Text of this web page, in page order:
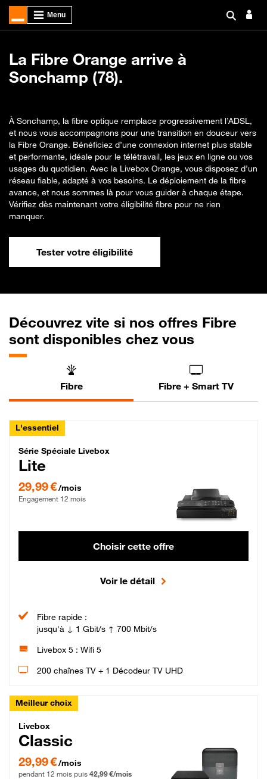
La Fibre Orange arrive à
Sonchamp (78).
À Sonchamp, la fibre optique remplace progressivement l’ADSL,
et nous vous accompagnons pour une transition en douceur vers
la Fibre Orange. Bénéficiez d’une connexion internet plus stable
et performante, idéale pour le télétravail, les jeux en ligne ou vos
usages du quotidien. Avec la Livebox Orange, vous disposez d’un
réseau fiable, adapté à vos besoins. Le déploiement de la fibre
avance, et nous sommes là pour vous guider à chaque étape.
Vérifiez dès maintenant votre éligibilité fibre pour ne rien
manquer.
Tester votre éligibilité
Découvrez vite si nos offres Fibre
sont disponibles chez vous
Fibre Fibre + Smart TV
L'essentiel
Série Spéciale Livebox Lite Fibre
Série Spéciale Livebox
Lite
29,99 €/mois
Engagement 12 mois
Choisir cette offre
Voir le détail
Fibre rapide :
jusqu'à ↓ 1 Gbit/s ↑ 700 Mbit/s
Livebox 5 : Wifi 5
200 chaînes TV + 1 Décodeur TV UHD
Meilleur choix
Livebox Classic Fibre
Livebox
Classic
29,99 € par mois pendant 12 mois puis 42,99 € par mois, Engagement 12 mois
29,99 €/mois
pendant 12 mois puis 42,99 €/mois